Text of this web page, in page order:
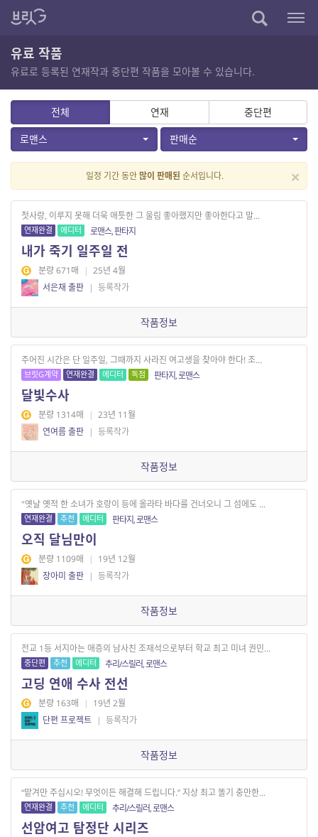
유료 작품
유료로 등록된 연재작과 중단편 작품을 모아볼 수 있습니다.
전체 연재
중단편
로맨스
판매순
×
일정 기간 동안많이 판매된 순서입니다.
첫사랑, 이루지 못해 더욱 애틋한 그 울림 좋아했지만 좋아한다고 말...
연재완결 에디터 로맨스, 판타지
내가 죽기 일주일 전
분량 671매 | 25년 4월
서은채 출판 | 등록작가
작품정보
주어진 시간은 단 일주일, 그때까지 사라진 여고생을 찾아야 한다! 조...
브릿G계약 연재완결 에디터 독점 판타지, 로맨스
달빛수사
분량 1314매 | 23년 11월
연여름 출판 | 등록작가
작품정보
"옛날 옛적 한 소녀가 호랑이 등에 올라타 바다를 건너오니 그 섬에도 ...
연재완결 추천 에디터 판타지, 로맨스
오직 달님만이
분량 1109매 | 19년 12월
장아미 출판 | 등록작가
작품정보
전교 1등 서지아는 애증의 남사친 조재석으로부터 학교 최고 미녀 권민...
중단편 추천 에디터 추리/스릴러, 로맨스
고딩 연애 수사 전선
분량 163매 | 19년 2월
단편 프로젝트 | 등록작가
작품정보
“맡겨만 주십시오! 무엇이든 해결해 드립니다.” 지상 최고 똘기 충만한...
연재완결 추천 에디터 추리/스릴러, 로맨스
선암여고 탐정단 시리즈